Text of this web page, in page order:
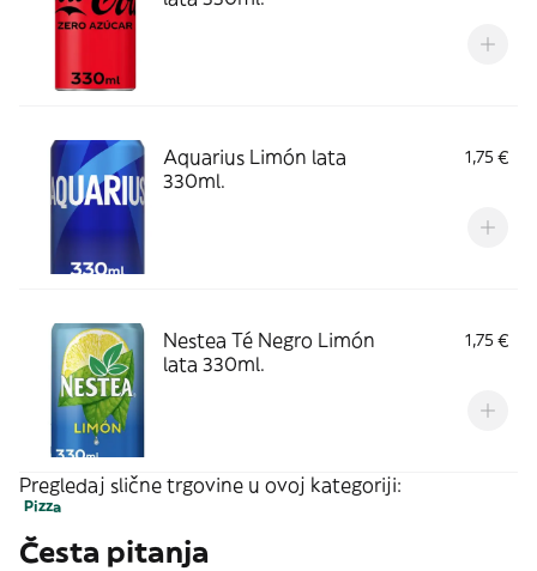
Aquarius Limón lata
330ml.
1,75 €
Nestea Té Negro Limón
lata 330ml.
1,75 €
Pregledaj slične trgovine u ovoj kategoriji:
Pizza
Česta pitanja